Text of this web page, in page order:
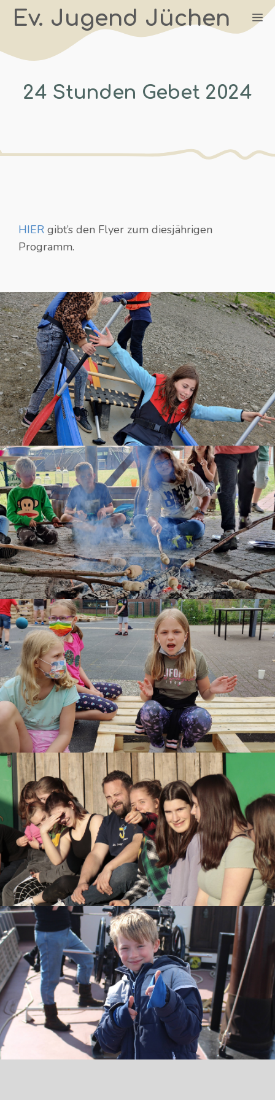
Zum
InhaltEv. Jugend Jüchen
24 Stunden Gebet 2024
HIER gibt’s den Flyer zum diesjährigen
Programm.